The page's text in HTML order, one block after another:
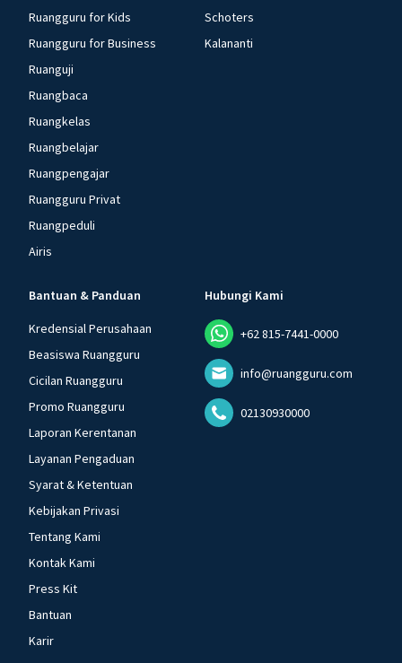
Ruangguru for Kids
Ruangguru for Business
Ruanguji
Ruangbaca
Ruangkelas
Ruangbelajar
Ruangpengajar
Ruangguru Privat
Ruangpeduli
Airis
Schoters
Kalananti
Bantuan & Panduan
Kredensial Perusahaan
Beasiswa Ruangguru
Cicilan Ruangguru
Promo Ruangguru
Laporan Kerentanan
Layanan Pengaduan
Syarat & Ketentuan
Kebijakan Privasi
Tentang Kami
Kontak Kami
Press Kit
Bantuan
Karir
Hubungi Kami
+62 815-7441-0000
info@ruangguru.com
02130930000